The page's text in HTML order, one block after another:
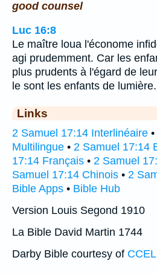
good counsel
Luc 16:8
Le maître loua l'économe
agi prudemment. Car les
plus prudents à l'égard de
le sont les enfants de lumière.
Links
2 Samuel 17:14 Interlinéaire •
Multilingue • 2 Samuel 17:14
17:14 Français • 2 Samuel
Samuel 17:14 Chinois • 2
Bible Apps • Bible Hub
Version Louis Segond 1910
La Bible David Martin 1744
Darby Bible courtesy of